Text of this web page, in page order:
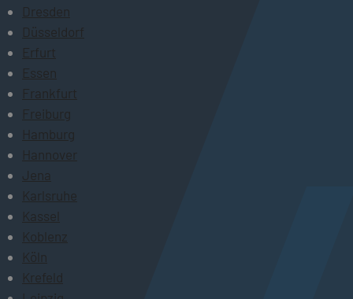
Dresden
Düsseldorf
Erfurt
Essen
Frankfurt
Freiburg
Hamburg
Hannover
Jena
Karlsruhe
Kassel
Koblenz
Köln
Krefeld